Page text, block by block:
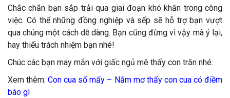
Chắc chắn bạn sắp trải qua giai đoạn khó khăn trong công
việc. Có thể những đồng nghiệp và sếp sẽ hỗ trợ bạn vượt
qua chúng một cách dễ dàng. Bạn cũng đừng vì vậy mà ỷ lại,
hay thiếu trách nhiệm bạn nhé!
Chúc các bạn may mắn với giấc ngủ mê thấy con trăn nhé.
Xem thêm:Con cua số mấy – Nằm mơ thấy con cua có điềm
báo gì